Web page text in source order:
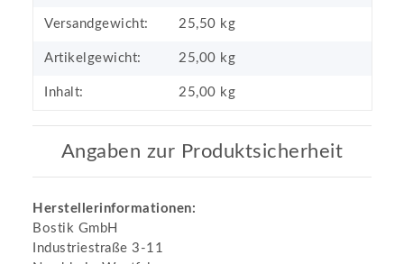
Versandgewicht: 25,50 kg
Artikelgewicht: 25,00 kg
Inhalt: 25,00 kg
Angaben zur Produktsicherheit
Herstellerinformationen:
Bostik GmbH
Industriestraße 3-11